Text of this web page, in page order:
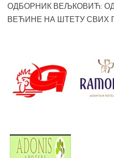
ОДБОРНИК ВЕЉКОВИЋ:
ВЕЋИНЕ НА ШТЕТУ СВИХ